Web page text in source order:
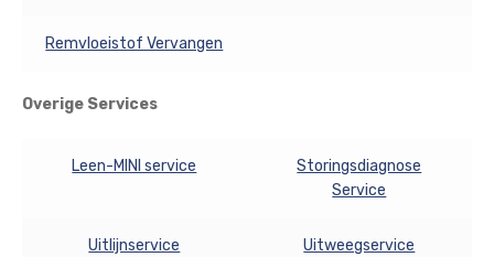
Remvloeistof Vervangen
Overige Services
Leen-MINI service
Storingsdiagnose
Service
Uitlijnservice Uitweegservice